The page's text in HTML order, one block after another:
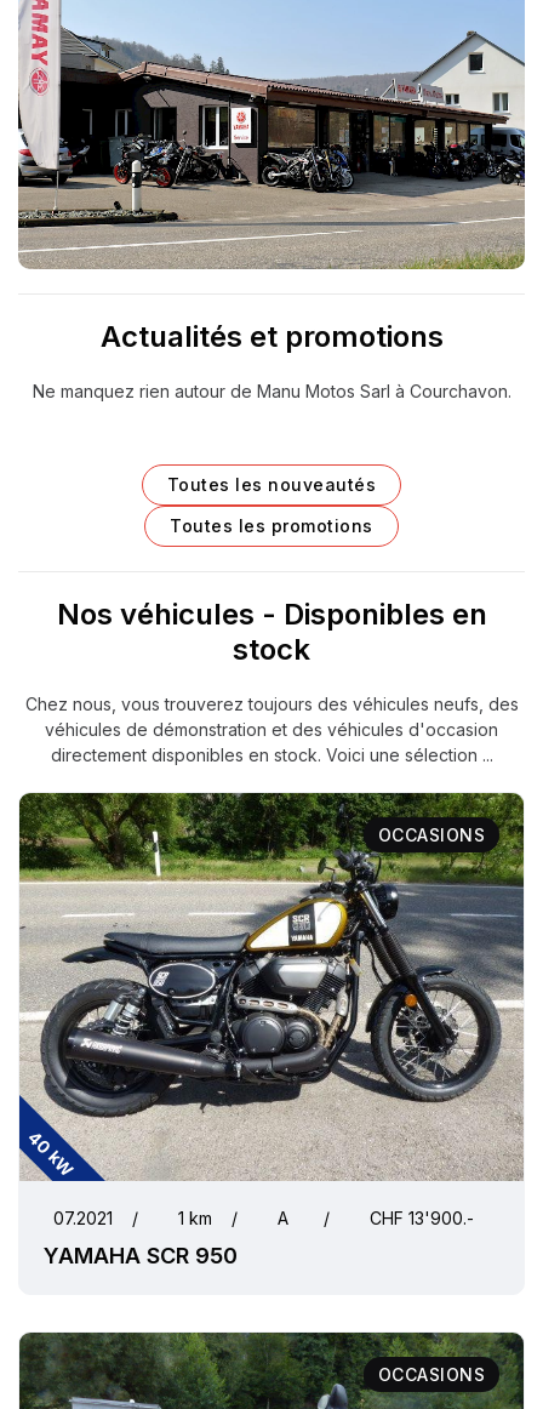
Actualités et promotions
Ne manquez rien autour de Manu Motos Sarl à Courchavon.
Toutes les nouveautés
Toutes les promotions
Nos véhicules - Disponibles en
stock
Chez nous, vous trouverez toujours des véhicules neufs, des
véhicules de démonstration et des véhicules d'occasion
directement disponibles en stock. Voici une sélection ...
OCCASIONS
40 kW
07.2021 / 1 km / A / CHF 13'900.-
YAMAHA SCR 950
OCCASIONS